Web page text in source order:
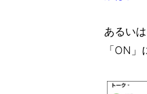
あるい
「ON